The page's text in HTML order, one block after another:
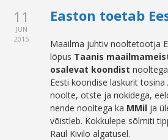
11
JUN
2015
Easton toetab
Maailma juhtiv nooltetootja
lõpus Taanis
osalevat koondist
Eesti koondise laskurit tosina
noolte, otste ja nokidega,
nende nooltega ka MMil ja
võistleb. Kokkulepe sõlmiti
Raul Kivilo algatusel.